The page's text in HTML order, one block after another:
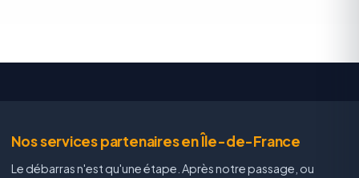
Nos services partenaires en Île-de-France
Le débarras n'est qu'une étape. Après notre passage, ou